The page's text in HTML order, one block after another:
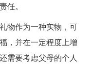
任。
物作为一种实物，可
，并在一定程度上增
需要考虑父母的个人